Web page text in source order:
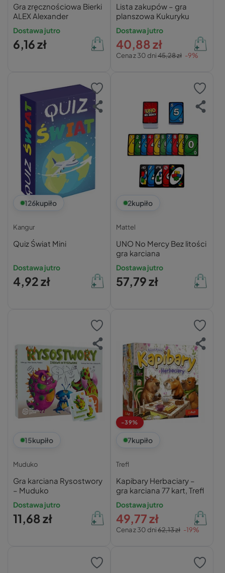
Gra zręcznościowa Bierki
ALEX Alexander
Dostawa jutro
6,16 zł
Lista zakupów – gra
planszowa Kukuryku
Dostawa jutro
Cena z 30 dni45,28 zł -9%
40,88 zł
126kupiło
Kangur
Quiz Świat Mini
Dostawa jutro
4,92 zł
2kupiło
Mattel
UNO No Mercy Bez litości
gra karciana
Dostawa jutro
57,79 zł
15kupiło
Muduko
Gra karciana Rysostwory
– Muduko
Dostawa jutro
11,68 zł
-39%
7kupiło
Trefl
Kapibary Herbaciary –
gra karciana 77 kart, Trefl
Dostawa jutro
Cena z 30 dni62,13 zł -19%
49,77 zł